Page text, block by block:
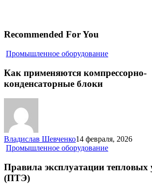
Recommended For You
Промышленное оборудованиеКак
Как применяются компрессорно-
конденсаторные блоки
Владислав Шевченко14 февраля, 2026
Промышленное оборудованиеПравила
тепловых
Правила эксплуатации тепловых
(ПТЭ)